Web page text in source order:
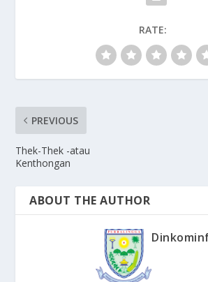
RATE:
PREVIOUS
Thek-Thek -atau
Kenthongan
ABOUT THE AUTHOR